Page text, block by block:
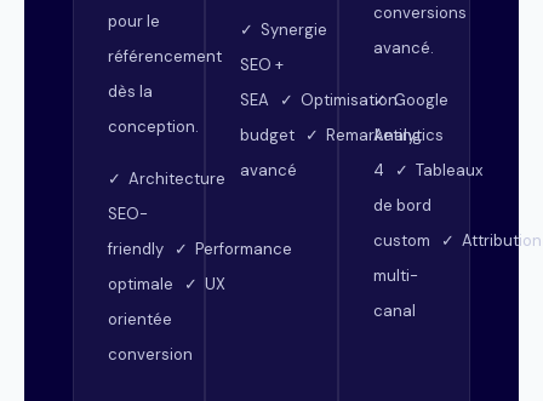
pour le
référencement
dès la
conception.
✓ Architecture
SEO-
friendly ✓ Performance
optimale ✓ UX
orientée
conversion
✓ Synergie
SEO +
SEA ✓ Optimisation
budget ✓ Remarketing
avancé
conversions
avancé.
✓ Google
Analytics
4 ✓ Tableaux
de bord
custom ✓ Attribution
multi-
canal